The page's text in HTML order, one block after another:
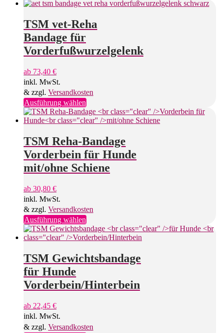
TSM vet-Reha
Bandage für
Vorderfußwurzelgelenk
ab 73,40 €
inkl. MwSt.
& zzgl. Versandkosten
Ausführung wählenDieses
Produkt
weist
Varianten
auf.
Die
Optionen
können
gewählt
werden
TSM Reha-Bandage
Vorderbein für Hunde
mit/ohne Schiene
ab 30,80 €
inkl. MwSt.
& zzgl. Versandkosten
Ausführung wählenDieses
Produkt
weist
Varianten
auf.
Optionen
können
gewählt
TSM Gewichtsbandage
für Hunde
Vorderbein/Hinterbein
ab 22,45 €
inkl. MwSt.
& zzgl. Versandkosten